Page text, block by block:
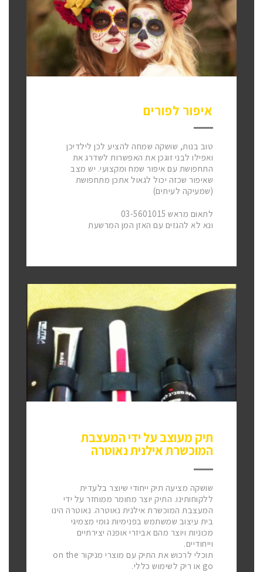
איפור לפורים
טוב בנות, שושקה שמחה להציע לכן לילדיכן
ואפילו לבני זוגכן את האפשרות לשדרג את
התחפושת עם איפור שמח ומקצועי. יש מצב
שאיפור שכזה יכול לגאול אתכן מתחפושת
(שמעיקה לעיתים)
לתאום מראש 03-5601015
ונא לא להגזים עם האזן המן המרשעת
תיק מעוצב על ידי המעצבת
המוכשרת אילנית נאוטרה
שושקה מציעה תיק ייחודי שיוצר בלעדית
ללקוחותינו. התיק יוצר מחומר ממוחזר על ידי
המעצבת המוכשרת אילנית נאוטרה. נאוטרה הינו
בית עיצוב שמשתמש בפנימיות גומי מצמיגי
מכוניות ויוצר מהם אביזרי אופנה יצירתיים
וייחודיים.
תוכלי לרכוש את התיק עם מוצרי מניקור on the
go או ריק לשימוש כללי.